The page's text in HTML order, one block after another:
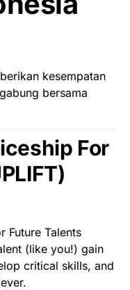
kesempatan
bersama
For
Future Talents
(like you!) gain
critical skills, and